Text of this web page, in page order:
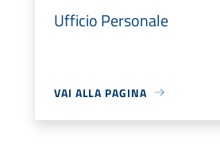
Ufficio Personale
VAI ALLA PAGINA